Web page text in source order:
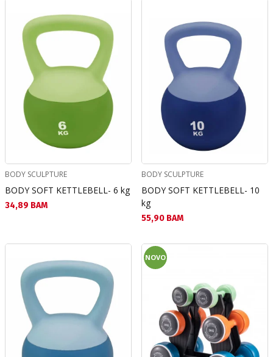
BODY SCULPTURE
BODY SOFT KETTLEBELL- 6 kg
Текуща цена:
34,89 BAM
BODY SCULPTURE
BODY SOFT KETTLEBELL- 10
kg
Текуща цена:
55,90 BAM
NOVO